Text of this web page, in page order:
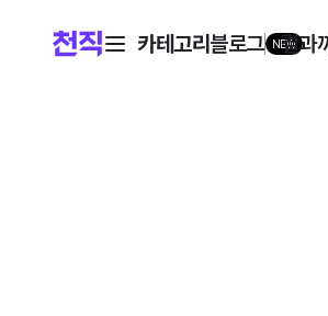
카테고리 블로그 NEW
결과